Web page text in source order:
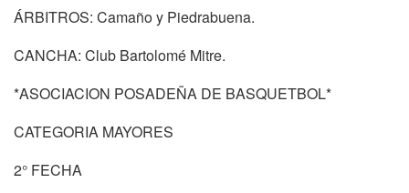
ÁRBITROS: Camaño y Piedrabuena.
CANCHA: Club Bartolomé Mitre.
*ASOCIACION POSADEÑA DE BASQUETBOL*
CATEGORIA MAYORES
2° FECHA